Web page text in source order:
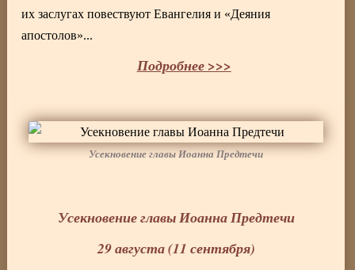
их заслугах повествуют Евангелия и «Деяния
апостолов»...
Подробнее >>>
Усекновение главы Иоанна Предтечи
Усекновение главы Иоанна Предтечи
29 августа (11 сентября)